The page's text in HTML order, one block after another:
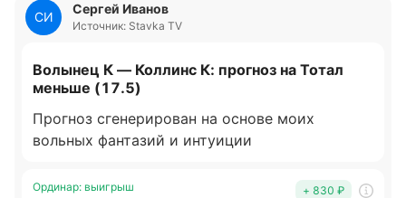
СИ
Сергей Иванов
Источник: Stavka TV
Волынец К — Коллинс К: прогноз на Тотал
меньше (17.5)
Прогноз сгенерирован на основе моих
вольных фантазий и интуиции
Ординар: выигрыш + 830 ₽